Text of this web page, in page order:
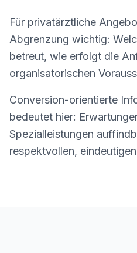
Für privatärztliche
Abgrenzung wichtig:
betreut, wie erfolgt die
organisatorischen
Conversion-orientierte
bedeutet hier:
Spezialleistungen
respektvollen,